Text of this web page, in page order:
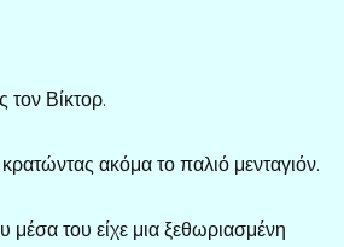
τον Βίκτορ.
ακόμα το παλιό μενταγιόν.
μέσα του είχε μια ξεθωριασμένη